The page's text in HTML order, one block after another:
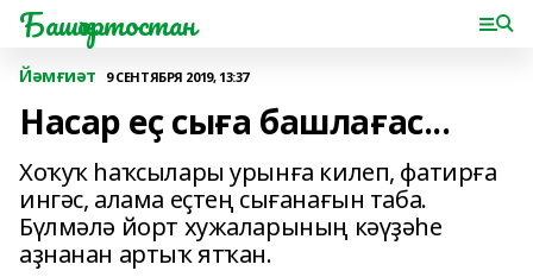
Башҡортостан
Йәмғиәт 9 СЕНТЯБРЯ 2019, 13:37
Насар еҫ сыға башлағас...
Хоҡуҡ һаҡсылары урынға килеп, фатирға
ингәс, алама еҫтең сығанағын таба.
Бүлмәлә йорт хужаларының кәүҙәһе
аҙнанан артыҡ ятҡан.